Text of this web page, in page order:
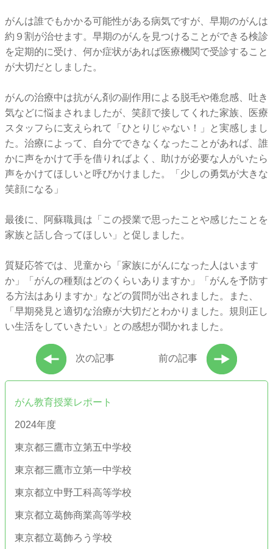
がん教育授業レポート
2024年度
東京都三鷹市立第五中学校
東京都三鷹市立第一中学校
東京都立中野工科高等学校
東京都立葛飾商業高等学校
東京都立葛飾ろう学校
がんは誰でもかかる可能性がある病気ですが、早期のがんは
約９割が治せます。早期のがんを見つけることができる検診
を定期的に受け、何か症状があれば医療機関で受診すること
が大切だとしました。
がんの治療中は抗がん剤の副作用による脱毛や倦怠感、吐き
気などに悩まされましたが、笑顔で接してくれた家族、医療
スタッフらに支えられて「ひとりじゃない！」と実感しまし
た。治療によって、自分でできなくなったことがあれば、誰
かに声をかけて手を借りればよく、助けが必要な人がいたら
声をかけてほしいと呼びかけました。「少しの勇気が大きな
笑顔になる」
最後に、阿蘇職員は「この授業で思ったことや感じたことを
家族と話し合ってほしい」と促しました。
質疑応答では、児童から「家族にがんになった人はいます
か」「がんの種類はどのくらいありますか」「がんを予防す
る方法はありますか」などの質問が出されました。また、
「早期発見と適切な治療が大切だとわかりました。規則正し
い生活をしていきたい」との感想が聞かれました。
次の記事 前の記事